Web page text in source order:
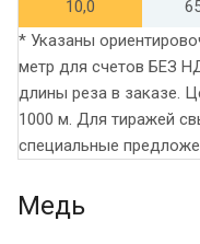
10,0
* Указаны
метр для счетов БЕЗ
длины реза в заказе.
1000 м. Для тиражей
специальные
Медь